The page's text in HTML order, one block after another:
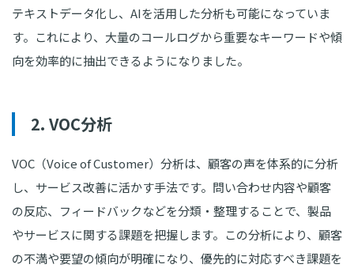
テキストデータ化し、AIを活用した分析も可能になっていま
す。これにより、大量のコールログから重要なキーワードや傾
向を効率的に抽出できるようになりました。
2. VOC分析
VOC（Voice of Customer）分析は、顧客の声を体系的に分析
し、サービス改善に活かす手法です。問い合わせ内容や顧客
の反応、フィードバックなどを分類・整理することで、製品
やサービスに関する課題を把握します。この分析により、顧客
の不満や要望の傾向が明確になり、優先的に対応すべき課題を